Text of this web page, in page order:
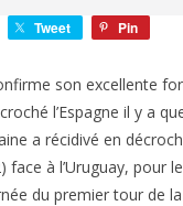
Tweet Pin
son excellente
l’Espagne il y a
a récidivé en
face à l’Uruguay, pour
du premier tour de